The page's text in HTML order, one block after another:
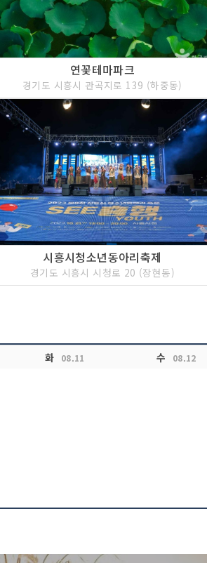
연꽃테마파크
경기도 시흥시 관곡지로 139 (하중동)
시흥시청소년동아리축제
경기도 시흥시 시청로 20 (장현동)
화 08.11 수 08.12